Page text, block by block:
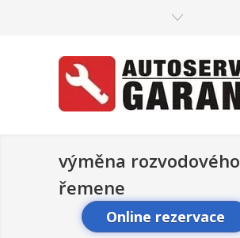
výměna rozvodového
řemene
Online rezervace